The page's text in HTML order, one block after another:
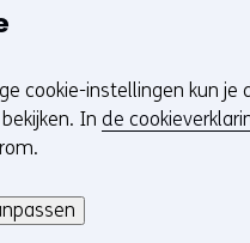
s
t
e
cookie-instellingen kun je
In de